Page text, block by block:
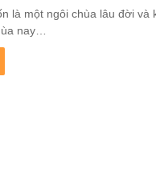
là một ngôi chùa lâu đời và
nay…